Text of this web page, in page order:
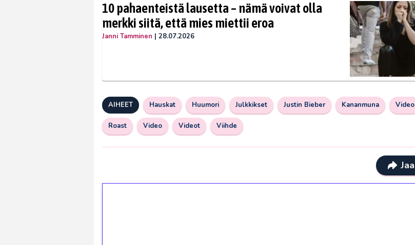
10 pahaenteistä lausetta – nämä voivat olla
merkki siitä, että mies miettii eroa
Janni Tamminen | 28.07.2026
AIHEET Hauskat Huumori Julkkikset Justin Bieber Kananmuna Video
Roast Video Videot Viihde
Jaa